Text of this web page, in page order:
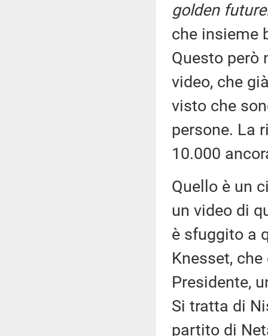
golden future
che insieme
Questo però
video, che
visto che
persone. La
10.000
Quello è un
un video di
è sfuggito a
Knesset,
Presidente,
Si tratta di
partito di